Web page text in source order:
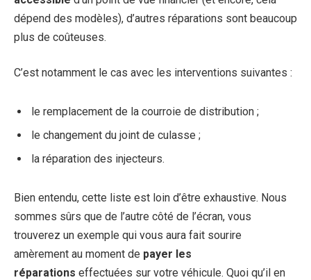
dépend des modèles), d’autres réparations sont beaucoup
plus de coûteuses.
C’est notamment le cas avec les interventions suivantes :
le remplacement de la courroie de distribution ;
le changement du joint de culasse ;
la réparation des injecteurs.
Bien entendu, cette liste est loin d’être exhaustive. Nous
sommes sûrs que de l’autre côté de l’écran, vous
trouverez un exemple qui vous aura fait sourire
amèrement au moment de payer les
réparations effectuées sur votre véhicule. Quoi qu’il en